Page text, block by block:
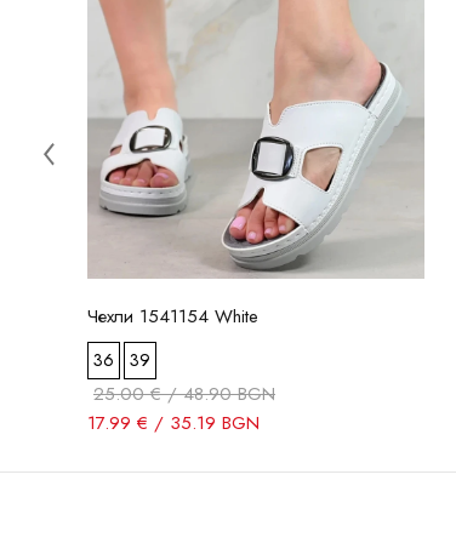
Чехли 1541154 White
36 39
25.00 € / 48.90 BGN
17.99 € / 35.19 BGN